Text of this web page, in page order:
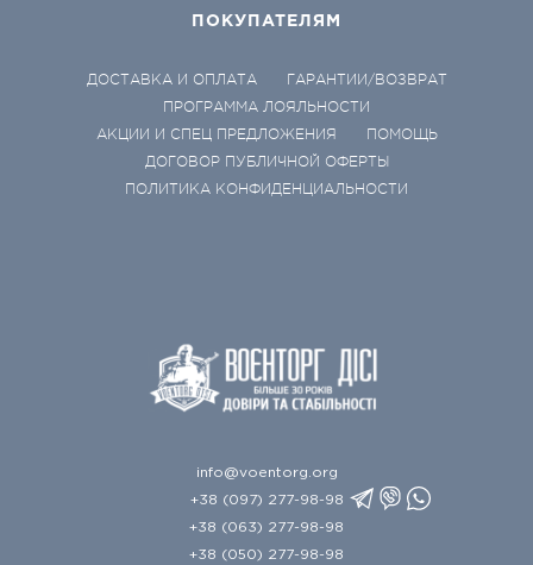
ПОКУПАТЕЛЯМ
ДОСТАВКА И ОПЛАТА
ГАРАНТИИ/ВОЗВРАТ
ПРОГРАММА ЛОЯЛЬНОСТИ
АКЦИИ И СПЕЦ ПРЕДЛОЖЕНИЯ
ПОМОЩЬ
ДОГОВОР ПУБЛИЧНОЙ ОФЕРТЫ
ПОЛИТИКА КОНФИДЕНЦИАЛЬНОСТИ
info@voentorg.org
+38 (097) 277-98-98
+38 (063) 277-98-98
+38 (050) 277-98-98